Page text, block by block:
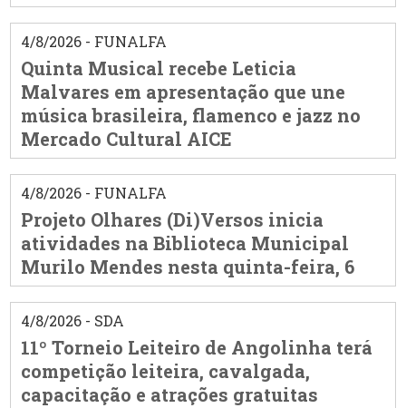
4/8/2026 - FUNALFA
Quinta Musical recebe Leticia
Malvares em apresentação que une
música brasileira, flamenco e jazz no
Mercado Cultural AICE
4/8/2026 - FUNALFA
Projeto Olhares (Di)Versos inicia
atividades na Biblioteca Municipal
Murilo Mendes nesta quinta-feira, 6
4/8/2026 - SDA
11º Torneio Leiteiro de Angolinha terá
competição leiteira, cavalgada,
capacitação e atrações gratuitas